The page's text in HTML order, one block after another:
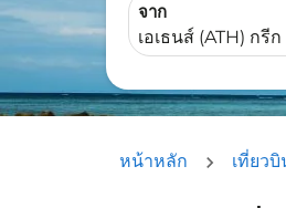
จาก
หน้าหลัก เที่ยว